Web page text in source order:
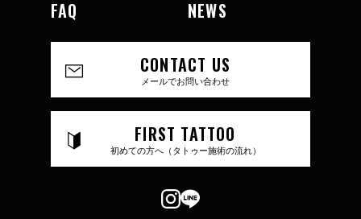
FAQ
NEWS
CONTACT US
メールでお問い合わせ
FIRST TATTOO
初めての方へ（タトゥー施術の流れ）